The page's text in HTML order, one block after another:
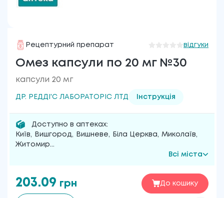
Рецептурний препарат відгуки
Омез капсули по 20 мг №30
капсули 20 мг
ДР. РЕДДІ'С ЛАБОРАТОРІС ЛТД Інструкція
Доступно в аптеках:
Київ, Вишгород, Вишневе, Біла Церква, Миколаїв,
Житомир...
Всі міста
203.09 грн До кошику